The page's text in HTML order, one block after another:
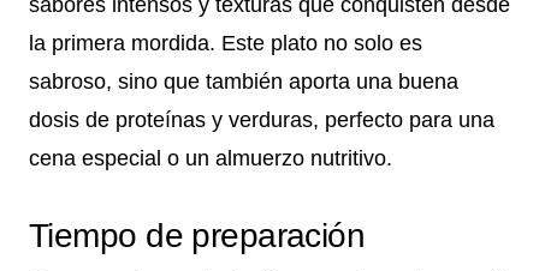
sabores intensos y texturas que conquisten desde
la primera mordida. Este plato no solo es
sabroso, sino que también aporta una buena
dosis de proteínas y verduras, perfecto para una
cena especial o un almuerzo nutritivo.
Tiempo de preparación